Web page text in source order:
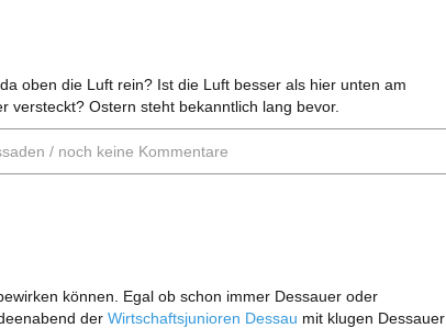
oben die Luft rein? Ist die Luft besser als hier unten am
versteckt? Ostern steht bekanntlich lang bevor.
/ noch keine Kommentare
können. Egal ob schon immer Dessauer oder
der Wirtschaftsjunioren Dessau mit klugen Dessauer